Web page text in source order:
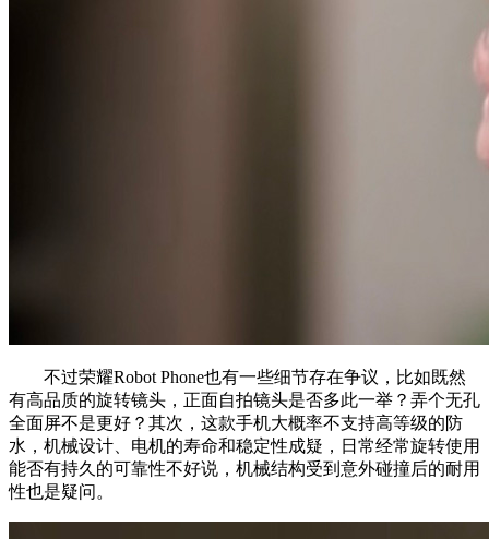
不过荣耀Robot Phone也有一些细节存在争议，比如既然
有高品质的旋转镜头，正面自拍镜头是否多此一举？弄个无孔
全面屏不是更好？其次，这款手机大概率不支持高等级的防
水，机械设计、电机的寿命和稳定性成疑，日常经常旋转使用
能否有持久的可靠性不好说，机械结构受到意外碰撞后的耐用
性也是疑问。